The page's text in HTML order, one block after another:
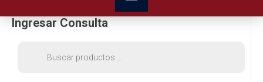
Ingresar Consulta